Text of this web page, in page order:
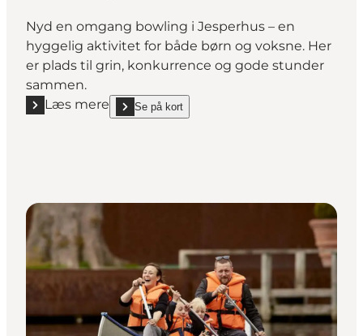
Nyd en omgang bowling i Jesperhus – en
hyggelig aktivitet for både børn og voksne. Her
er plads til grin, konkurrence og gode stunder
sammen.
Læs mere
Læs mere "Jesperhus Feriepark - Bowlingcenter"
Se på kort
show Jesperhus Feriepark - Bowlingcenter on_map